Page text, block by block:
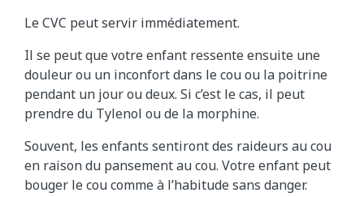
Le CVC peut servir immédiatement.
Il se peut que votre enfant ressente ensuite une
douleur ou un inconfort dans le cou ou la poitrine
pendant un jour ou deux. Si c’est le cas, il peut
prendre du Tylenol ou de la morphine.
Souvent, les enfants sentiront des raideurs au cou
en raison du pansement au cou. Votre enfant peut
bouger le cou comme à l’habitude sans danger.